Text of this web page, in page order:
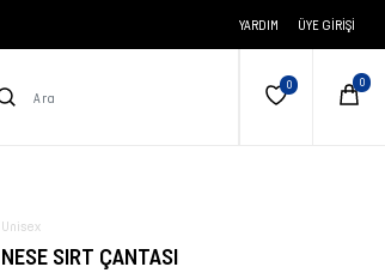
YARDIM ÜYE GIRIŞI
Unisex
NESE SIRT ÇANTASI